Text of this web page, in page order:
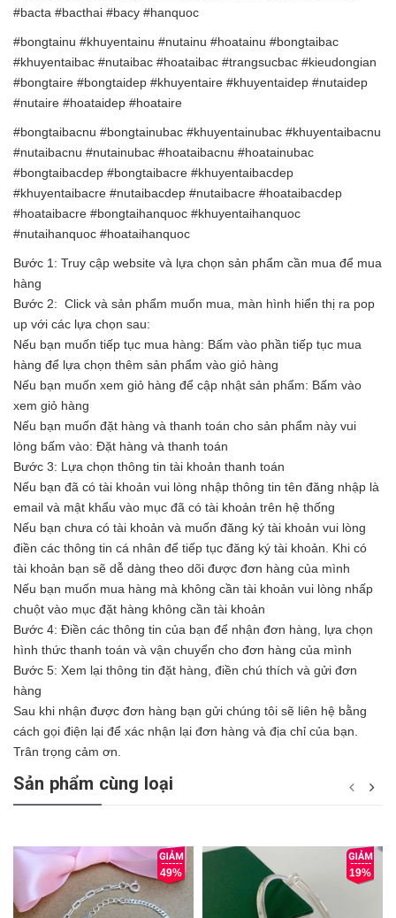
#bacta #bacthai #bacy #hanquoc
#bongtainu #khuyentainu #nutainu #hoatainu #bongtaibac
#khuyentaibac #nutaibac #hoataibac #trangsucbac #kieudongian
#bongtaire #bongtaidep #khuyentaire #khuyentaidep #nutaidep
#nutaire #hoataidep #hoataire
#bongtaibacnu #bongtainubac #khuyentainubac #khuyentaibacnu
#nutaibacnu #nutainubac #hoataibacnu #hoatainubac
#bongtaibacdep #bongtaibacre #khuyentaibacdep
#khuyentaibacre #nutaibacdep #nutaibacre #hoataibacdep
#hoataibacre #bongtaihanquoc #khuyentaihanquoc
#nutaihanquoc #hoataihanquoc
Bước 1: Truy cập website và lựa chọn sản phẩm cần mua để mua
hàng
Bước 2: Click và sản phẩm muốn mua, màn hình hiển thị ra pop
up với các lựa chọn sau:
Nếu bạn muốn tiếp tục mua hàng: Bấm vào phần tiếp tục mua
hàng để lựa chọn thêm sản phẩm vào giỏ hàng
Nếu bạn muốn xem giỏ hàng để cập nhật sản phẩm: Bấm vào
xem giỏ hàng
Nếu bạn muốn đặt hàng và thanh toán cho sản phẩm này vui
lòng bấm vào: Đặt hàng và thanh toán
Bước 3: Lựa chọn thông tin tài khoản thanh toán
Nếu bạn đã có tài khoản vui lòng nhập thông tin tên đăng nhập là
email và mật khẩu vào mục đã có tài khoản trên hệ thống
Nếu bạn chưa có tài khoản và muốn đăng ký tài khoản vui lòng
điền các thông tin cá nhân để tiếp tục đăng ký tài khoản. Khi có
tài khoản bạn sẽ dễ dàng theo dõi được đơn hàng của mình
Nếu bạn muốn mua hàng mà không cần tài khoản vui lòng nhấp
chuột vào mục đặt hàng không cần tài khoản
Bước 4: Điền các thông tin của bạn để nhận đơn hàng, lựa chọn
hình thức thanh toán và vận chuyển cho đơn hàng của mình
Bước 5: Xem lại thông tin đặt hàng, điền chú thích và gửi đơn
hàng
Sau khi nhận được đơn hàng bạn gửi chúng tôi sẽ liên hệ bằng
cách gọi điện lại để xác nhận lại đơn hàng và địa chỉ của bạn.
Trân trọng cảm ơn.
Sản phẩm cùng loại
49% 19%